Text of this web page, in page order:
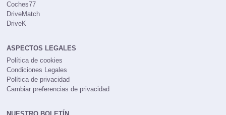
Coches77
DriveMatch
DriveK
ASPECTOS LEGALES
Política de cookies
Condiciones Legales
Política de privacidad
Cambiar preferencias de privacidad